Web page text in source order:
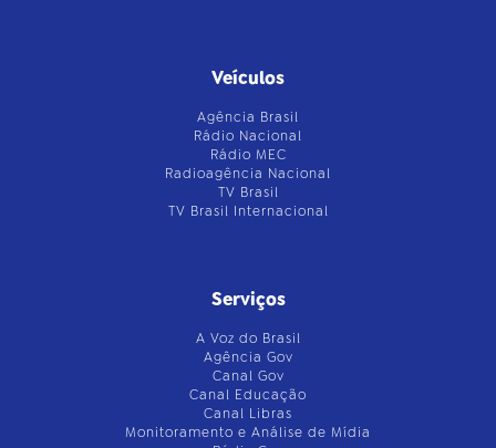
Veículos
Agência Brasil
Rádio Nacional
Rádio MEC
Radioagência Nacional
TV Brasil
TV Brasil Internacional
Serviços
A Voz do Brasil
Agência Gov
Canal Gov
Canal Educação
Canal Libras
Monitoramento e Análise de Mídia